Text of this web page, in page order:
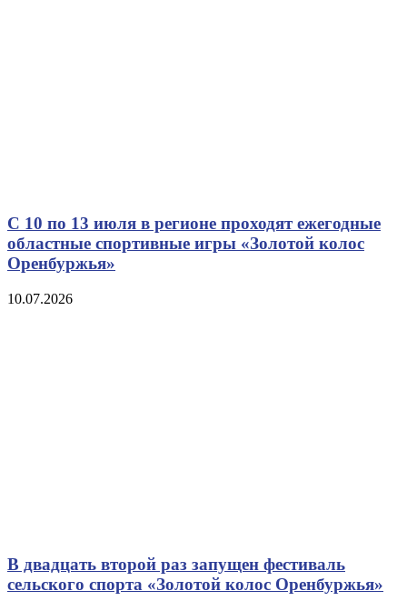
С 10 по 13 июля в регионе проходят ежегодные
областные спортивные игры «Золотой колос
Оренбуржья»
10.07.2026
В двадцать второй раз запущен фестиваль
сельского спорта «Золотой колос Оренбуржья»